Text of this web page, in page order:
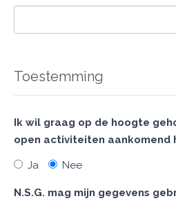
Toestemming
Ik wil graag op de hoogte
open activiteiten aankomend
Ja Nee
N.S.G. mag mijn gegevens